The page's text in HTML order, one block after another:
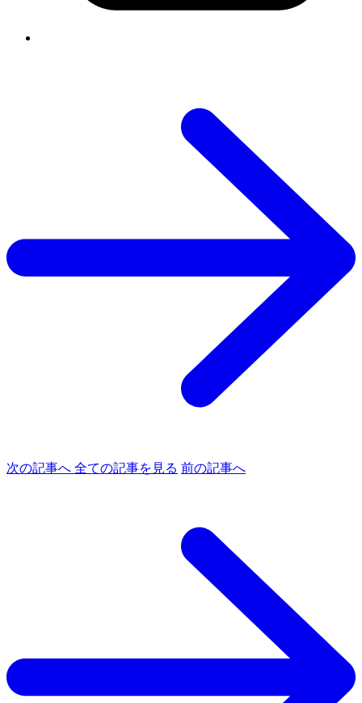
次の記事へ 全ての記事を見る 前の記事へ